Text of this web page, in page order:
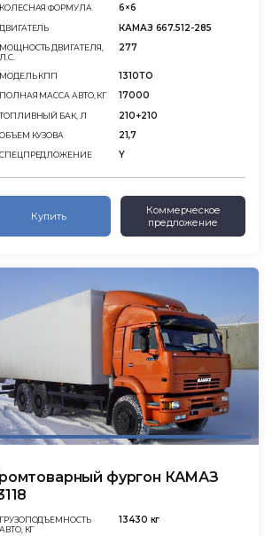
КОЛЕСНАЯ ФОРМУЛА 6×6
ДВИГАТЕЛЬ КАМАЗ 667.512-285
МОЩНОСТЬ ДВИГАТЕЛЯ,
Л.С.
277
МОДЕЛЬ КПП 1310ТО
ПОЛНАЯ МАССА АВТО, КГ 17000
ТОПЛИВНЫЙ БАК, Л 210+210
ОБЪЕМ КУЗОВА 21,7
СПЕЦПРЕДЛОЖЕНИЕ Y
Купить
Коммерческое
предложение
фургон КАМАЗ
ГРУЗОПОДЪЕМНОСТЬ
АВТО, КГ
13430 кг